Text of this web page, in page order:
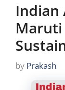
Indian
Maruti
by Prakash